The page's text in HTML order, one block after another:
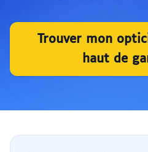
Trouver mon
haut de